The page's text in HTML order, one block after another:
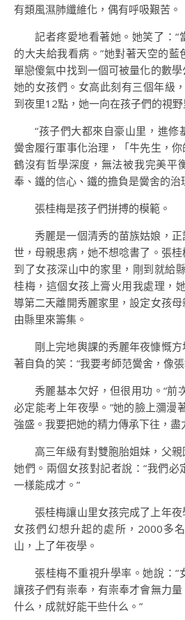
有類風濕肺纖維化，偶有呼吸艱苦。
記者疼愛地看著她。她笑了：“
的大夫給我看病。”她對著天空的
單戀傻氣中找到一個可被量化的數
她的女孩們。女高此刻有三個年級
到夜里12點，她一向在孩子們的視
“孩子們大都來自豪山里，進修
黌舍履行軍事化治理，「牛先生，
鶴沒有哲學深度，無法被我完美平
奉、鐵的信心、鐵的擔負是黌舍的治
張桂梅是孩子們拼搏的模範。
秀麗是一個清秀的苗族姑娘，
世，母親患病，她不想唸書了。張
到了女孩深山中的家里，剛到就給
桂梅，這個女孩上膏火用我處理，
導第二天離開秀麗家里，設定女孩
由縣里來籌集。
剛上完地輿課的秀麗年夜慷慨
著自負的笑：“我要考師范黌舍，像
秀麗基本欠好，但很用功。“前
必定能考上年夜學。”她的臉上瀰漫
強盛。我要把她的精力傳承下往，盡
高三年級有對雙胞胎姐妹，父
她們。兩個女孩對記者說：“我們
一樣能成才。”
張桂梅讓山里女孩完成了上年
女孩們幻想升起的處所，2000多
山，上了年夜學。
張桂梅不重視升學率。她說：
讓孩子們有崇奉，有崇奉才會無力
什么，成就好能干些什么。”